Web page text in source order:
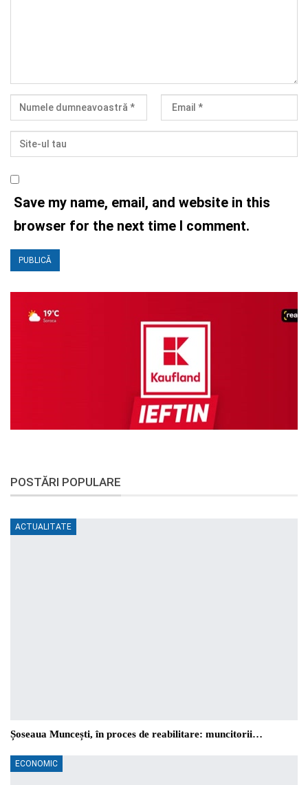
Save my name, email, and website in this
browser for the next time I comment.
POSTĂRI POPULARE
ACTUALITATE
Șoseaua Muncești, în proces de reabilitare: muncitorii…
ECONOMIC